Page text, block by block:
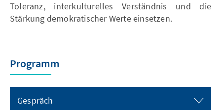
Toleranz, interkulturelles Verständnis und die
Stärkung demokratischer Werte einsetzen.
Programm
Gespräch